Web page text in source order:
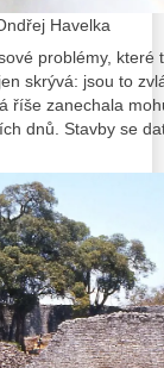
Havelka
problémy, které
skrývá: jsou to
říše zanechala
dnů. Stavby se